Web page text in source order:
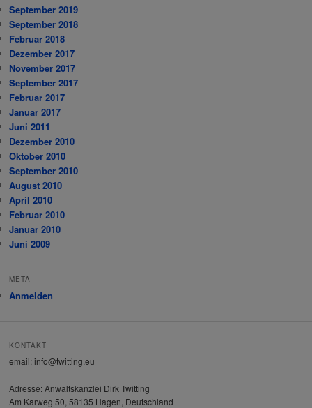
September 2019
September 2018
Februar 2018
Dezember 2017
November 2017
September 2017
Februar 2017
Januar 2017
Juni 2011
Dezember 2010
Oktober 2010
September 2010
August 2010
April 2010
Februar 2010
Januar 2010
Juni 2009
META
Anmelden
KONTAKT
email: info@twitting.eu
Adresse: Anwaltskanzlei Dirk Twitting
Am Karweg 50, 58135 Hagen, Deutschland